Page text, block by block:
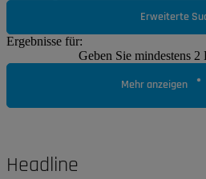
Erweiterte
Ergebnisse für:
Geben Sie mindestens 2
Mehr anzeigen
Headline